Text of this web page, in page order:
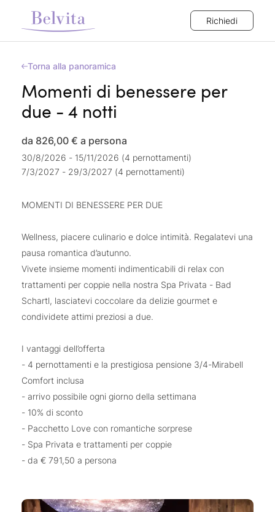
Richiedi
Torna alla panoramica
Momenti di benessere per
due - 4 notti
da 826,00 € a persona
30/8/2026 - 15/11/2026 (4 pernottamenti)
7/3/2027 - 29/3/2027 (4 pernottamenti)
MOMENTI DI BENESSERE PER DUE
Wellness, piacere culinario e dolce intimità. Regalatevi una
pausa romantica d’autunno.
Vivete insieme momenti indimenticabili di relax con
trattamenti per coppie nella nostra Spa Privata - Bad
Schartl, lasciatevi coccolare da delizie gourmet e
condividete attimi preziosi a due.
I vantaggi dell’offerta
- 4 pernottamenti e la prestigiosa pensione 3/4-Mirabell
Comfort inclusa
- arrivo possibile ogni giorno della settimana
- 10% di sconto
- Pacchetto Love con romantiche sorprese
- Spa Privata e trattamenti per coppie
- da € 791,50 a persona